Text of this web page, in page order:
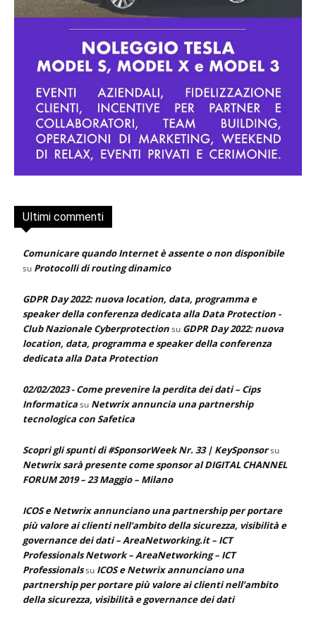
Ultimi commenti
Comunicare quando Internet è assente o non disponibile
su Protocolli di routing dinamico
GDPR Day 2022: nuova location, data, programma e
speaker della conferenza dedicata alla Data Protection -
Club Nazionale Cyberprotectionsu GDPR Day 2022: nuova
location, data, programma e speaker della conferenza
dedicata alla Data Protection
02/02/2023 - Come prevenire la perdita dei dati – Cips
Informaticasu Netwrix annuncia una partnership
tecnologica con Safetica
Scopri gli spunti di #SponsorWeek Nr. 33 | KeySponsorsu
Netwrix sarà presente come sponsor al DIGITAL CHANNEL
FORUM 2019 – 23 Maggio – Milano
ICOS e Netwrix annunciano una partnership per portare
più valore ai clienti nell’ambito della sicurezza, visibilità e
governance dei dati – AreaNetworking.it – ICT
Professionals Network – AreaNetworking – ICT
Professionalssu ICOS e Netwrix annunciano una
partnership per portare più valore ai clienti nell’ambito
della sicurezza, visibilità e governance dei dati